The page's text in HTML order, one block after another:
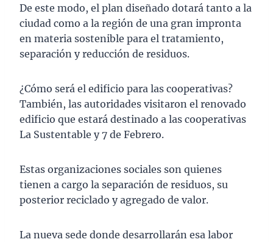
De este modo, el plan diseñado dotará tanto a la
ciudad como a la región de una gran impronta
en materia sostenible para el tratamiento,
separación y reducción de residuos.
¿Cómo será el edificio para las cooperativas?
También, las autoridades visitaron el renovado
edificio que estará destinado a las cooperativas
La Sustentable y 7 de Febrero.
Estas organizaciones sociales son quienes
tienen a cargo la separación de residuos, su
posterior reciclado y agregado de valor.
La nueva sede donde desarrollarán esa labor